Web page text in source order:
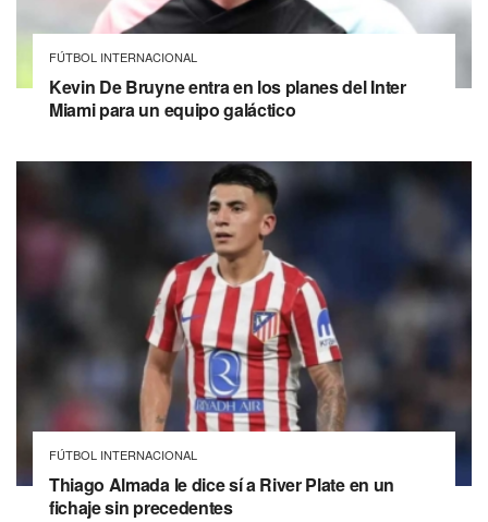
FÚTBOL INTERNACIONAL
Kevin De Bruyne entra en los planes del Inter
Miami para un equipo galáctico
FÚTBOL INTERNACIONAL
Thiago Almada le dice sí a River Plate en un
fichaje sin precedentes